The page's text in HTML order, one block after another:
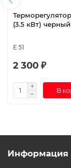
Терморегулятор
(3.5 кВт) черный
E 51
2 300 ₽
В
Информация